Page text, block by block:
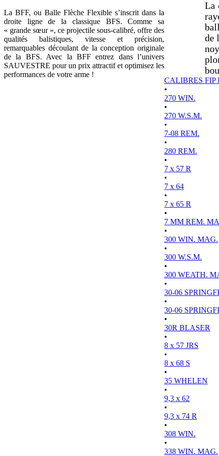
La BFF, ou Balle Flèche Flexible s’inscrit dans la
droite ligne de la classique BFS. Comme sa
« grande sœur », ce projectile sous-calibré, offre des
qualités balistiques, vitesse et précision,
remarquables découlant de la conception originale
de la BFS. Avec la BFF entrez dans l’univers
SAUVESTRE pour un prix attractif et optimisez les
performances de votre arme !
La
de
CALIBRES FIP
•
270 WIN.
•
270 W.S.M.
•
7-08 REM.
•
280 REM.
•
7 x 57 R
•
7 x 64
•
7 x 65 R
•
7 MM REM.
•
300 WIN. MAG.
•
300 W.S.M.
•
300 WEATH.
•
30-06
•
30-06
•
30R BLASER
•
8 x 57 JRS
•
8 x 68 S
•
35 WHELEN
•
9,3 x 62
•
9,3 x 74 R
•
308 WIN.
•
338 WIN. MAG.